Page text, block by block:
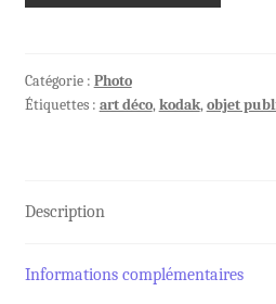
photo
EASTMAN
Catégorie : Photo
Étiquettes : art déco,kodak,objet
Description
Informations complémentaires